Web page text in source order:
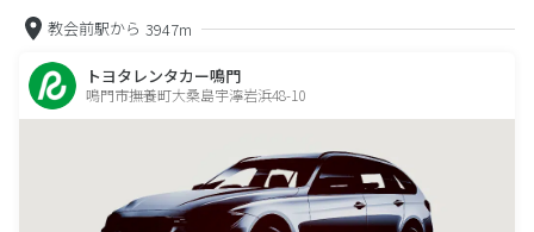
教会前駅から 3947m
トヨタレンタカー鳴門
鳴門市撫養町大桑島宇濘岩浜48-10